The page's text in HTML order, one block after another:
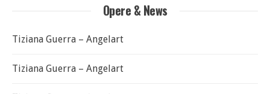
Opere & News
Tiziana Guerra – Angelart
Tiziana Guerra – Angelart